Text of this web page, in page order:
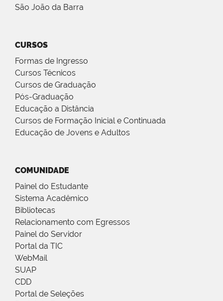
São João da Barra
CURSOS
Formas de Ingresso
Cursos Técnicos
Cursos de Graduação
Pós-Graduação
Educação a Distância
Cursos de Formação Inicial e Continuada
Educação de Jovens e Adultos
COMUNIDADE
Painel do Estudante
Sistema Acadêmico
Bibliotecas
Relacionamento com Egressos
Painel do Servidor
Portal da TIC
WebMail
SUAP
CDD
Portal de Seleções